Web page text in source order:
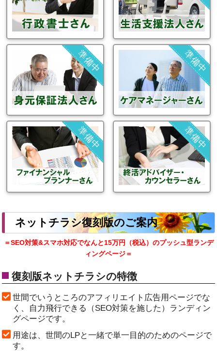
準備中 準備中
準備中 準備中
ネットチラシ復刻版のご案内
＝SEO対策&スマホ対応でなんと15万円（税込）のプッシュ型ランデ
ィングページ＝
復刻版ネットチラシの特徴
世間でいうところのアフィリエイト広告用ページでな
く、自力飛行できる（SEO対策を施した）ランディン
グページです。
用途は、世間のLPと一緒で単一目的のためのページで
す。